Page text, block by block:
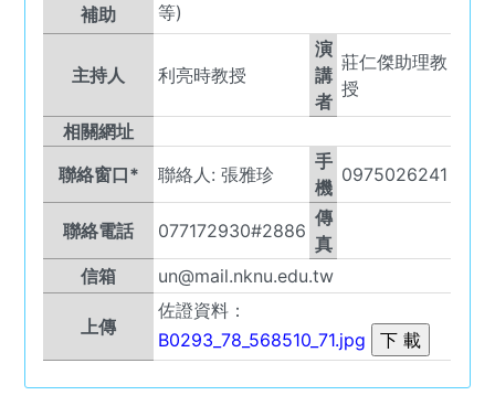
補助
等)
主持人 利亮時教授
演
講
者
莊仁傑助理教
授
相關網址
聯絡窗口*
聯絡人: 張雅珍
手
機
0975026241
聯絡電話 077172930#2886
傳
真
信箱
un@mail.nknu.edu.tw
上傳
佐證資料：
B0293_78_568510_71.jpg